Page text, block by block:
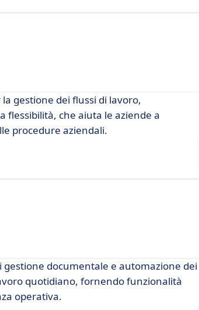
gestione dei flussi di lavoro,
flessibilità, che aiuta le aziende a
procedure aziendali.
documentale e automazione dei
quotidiano, fornendo funzionalità
operativa.